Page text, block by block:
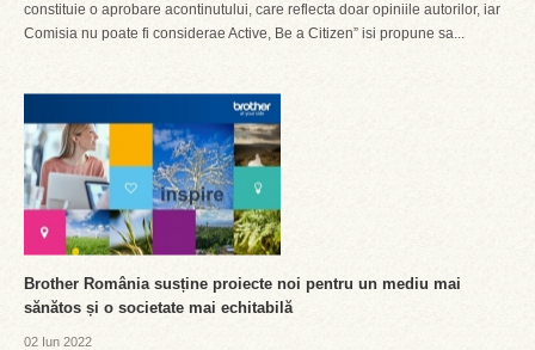
constituie o aprobare acontinutului, care reflecta doar opiniile autorilor, iar
Comisia nu poate fi considerae Active, Be a Citizen” isi propune sa...
Brother România susține proiecte noi pentru un mediu mai
sănătos și o societate mai echitabilă
02 Iun 2022